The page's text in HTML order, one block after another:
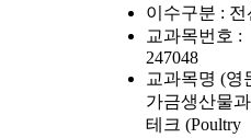
이수구분 : 전
교과목번호 :
247048
교과목명 (영
가금생산물
테크 (Poultry